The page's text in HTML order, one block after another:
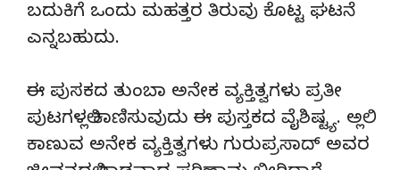
ಬದುಕಿಗೆ ಒಂದು‌ ಮಹತ್ತರ ತಿರುವು ಕೊಟ್ಟ ಘಟನೆ
ಎನ್ನಬಹುದು.
ಈ ಪುಸಕದ ತುಂಬಾ ಅನೇಕ ವ್ಯಕ್ತಿತ್ವಗಳು ಪ್ರತೀ
ಪುಟಗಳಲ್ಲಿ ಕಾಣಿಸುವುದು ಈ ಪುಸ್ತಕದ ವೈಶಿಷ್ಟ್ಯ. ಅಲ್ಲಿ
ಕಾಣುವ ಅನೇಕ ವ್ಯಕ್ತಿತ್ವಗಳು ಗುರುಪ್ರಸಾದ್ ಅವರ